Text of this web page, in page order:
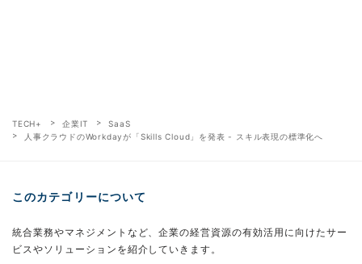
TECH+ 企業IT
SaaS
人事クラウドのWorkdayが「Skills Cloud」を発表 - スキル表現の標準化へ
このカテゴリーについて
統合業務やマネジメントなど、企業の経営資源の有効活用に向けたサー
ビスやソリューションを紹介していきます。